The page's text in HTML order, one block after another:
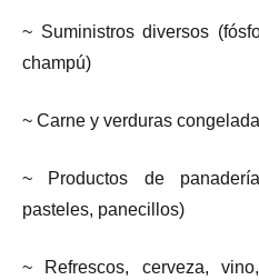
~ Suministros diversos
champú)
~ Carne y verduras
~ Productos de
pasteles, panecillos)
~ Refrescos, cerveza,